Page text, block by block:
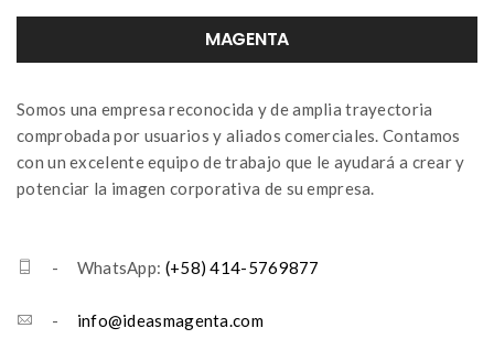
MAGENTA
Somos una empresa reconocida y de amplia trayectoria
comprobada por usuarios y aliados comerciales. Contamos
con un excelente equipo de trabajo que le ayudará a crear y
potenciar la imagen corporativa de su empresa.
- WhatsApp: (+58) 414-5769877
- info@ideasmagenta.com